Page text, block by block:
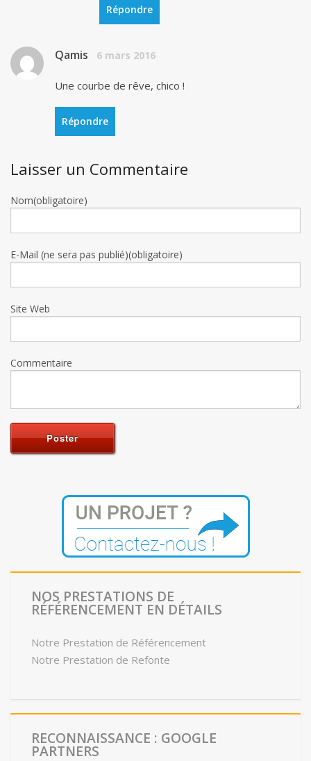
Répondre
Qamis 6 mars 2016
Une courbe de rêve, chico !
Répondre
Laisser un Commentaire
Nom(obligatoire)
E-Mail (ne sera pas publié)(obligatoire)
Site Web
Commentaire
NOS PRESTATIONS DE
RÉFÉRENCEMENT EN DÉTAILS
Notre Prestation de Référencement
Notre Prestation de Refonte
RECONNAISSANCE : GOOGLE
PARTNERS